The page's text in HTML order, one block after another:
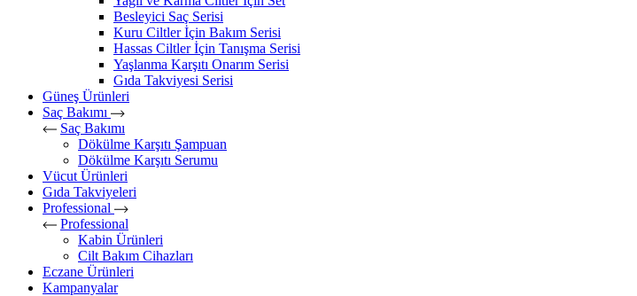
Besleyici Saç Serisi
Kuru Ciltler İçin Bakım Serisi
Hassas Ciltler İçin Tanışma Serisi
Yaşlanma Karşıtı Onarım Serisi
Gıda Takviyesi Serisi
Güneş Ürünleri
Saç Bakımı
Saç Bakımı
Dökülme Karşıtı Şampuan
Dökülme Karşıtı Serumu
Vücut Ürünleri
Gıda Takviyeleri
Professional
Professional
Kabin Ürünleri
Cilt Bakım Cihazları
Eczane Ürünleri
Kampanyalar